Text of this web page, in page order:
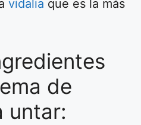
vidalia que es la más
de
untar: